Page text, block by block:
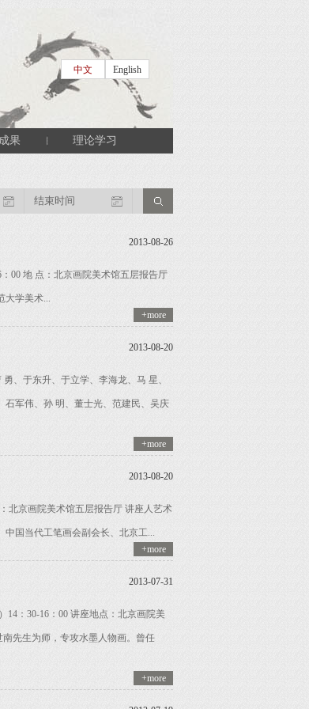
English
中文
果 理论学习
2013-08-26
00 地 点：北京画院美术馆五层报告厅
大学美术...
+more
2013-08-20
、于东升、于立学、李海龙、马 星、
石军伟、孙 明、董士光、范建民、吴庆
+more
2013-08-20
北京画院美术馆五层报告厅 讲座人艺术
国当代工笔画会副会长、北京工...
+more
2013-07-31
14：30-16：00 讲座地点：北京画院美
先生为师，专攻水墨人物画。曾任
+more